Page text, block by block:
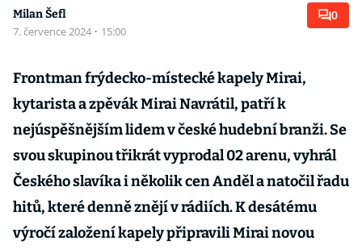
Milan Šefl
7. července 2024 · 15:00
0
Frontman frýdecko-místecké kapely Mirai,
kytarista a zpěvák Mirai Navrátil, patří k
nejúspěšnějším lidem v české hudební branži. Se
svou skupinou třikrát vyprodal 02 arenu, vyhrál
Českého slavíka i několik cen Anděl a natočil řadu
hitů, které denně znějí v rádiích. K desátému
výročí založení kapely připravili Mirai novou